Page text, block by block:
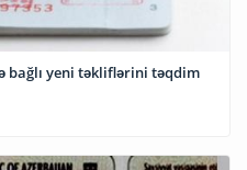
bağlı yeni təkliflərini təqdim